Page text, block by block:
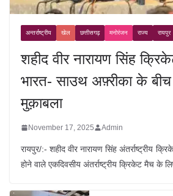
अन्तर्राष्ट्रीय खेल छत्तीसगढ़ मनोरंजन राज्य रायपुर
शहीद वीर नारायण सिंह
भारत- साउथ अफ़्रीका के बीच
मुक़ाबला
November 17, 2025 Admin
रायपुर/:- शहीद वीर नारायण सिंह अंतर्राष्ट्रीय
होने वाले एकदिवसीय अंतर्राष्ट्रीय क्रिकेट मैच के